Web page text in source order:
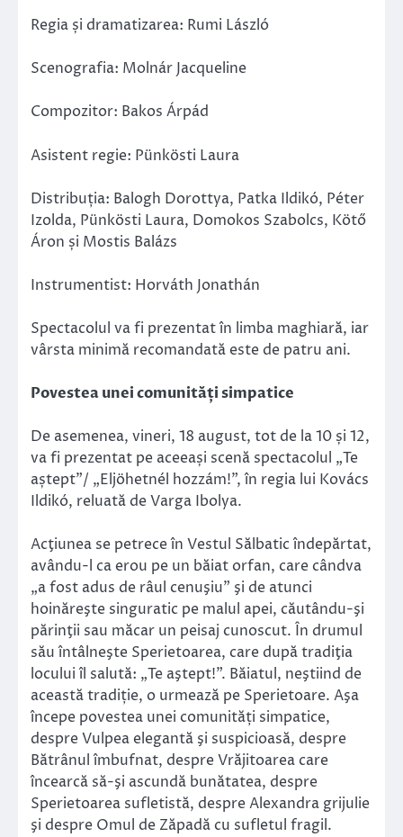
Regia și dramatizarea: Rumi László
Scenografia: Molnár Jacqueline
Compozitor: Bakos Árpád
Asistent regie: Pünkösti Laura
Distribuția: Balogh Dorottya, Patka Ildikó, Péter
Izolda, Pünkösti Laura, Domokos Szabolcs, Kötő
Áron și Mostis Balázs
Instrumentist: Horváth Jonathán
Spectacolul va fi prezentat în limba maghiară, iar
vârsta minimă recomandată este de patru ani.
Povestea unei comunități simpatice
De asemenea, vineri, 18 august, tot de la 10 și 12,
va fi prezentat pe aceeași scenă spectacolul „Te
aștept”/ „Eljöhetnél hozzám!”, în regia lui Kovács
Ildikó, reluată de Varga Ibolya.
Acţiunea se petrece în Vestul Sălbatic îndepărtat,
avându-l ca erou pe un băiat orfan, care cândva
„a fost adus de râul cenuşiu” şi de atunci
hoinăreşte singuratic pe malul apei, căutându-şi
părinţii sau măcar un peisaj cunoscut. În drumul
său întâlneşte Sperietoarea, care după tradiţia
locului îl salută: „Te aştept!”. Băiatul, neştiind de
această tradiție, o urmează pe Sperietoare. Aşa
începe povestea unei comunități simpatice,
despre Vulpea elegantă şi suspicioasă, despre
Bătrânul îmbufnat, despre Vrăjitoarea care
încearcă să-şi ascundă bunătatea, despre
Sperietoarea sufletistă, despre Alexandra grijulie
şi despre Omul de Zăpadă cu sufletul fragil.